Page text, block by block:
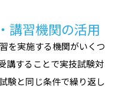
講習機関の活用
を実施する機関がいくつ
講することで実技試験対
験と同じ条件で繰り返し